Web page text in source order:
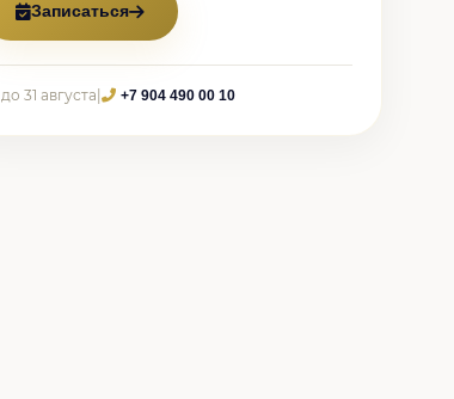
Записаться
до 31 августа +7 904 490 00 10